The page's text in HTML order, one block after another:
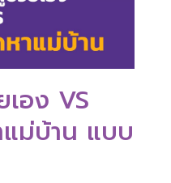
อง VS
ม่บ้าน แบบ